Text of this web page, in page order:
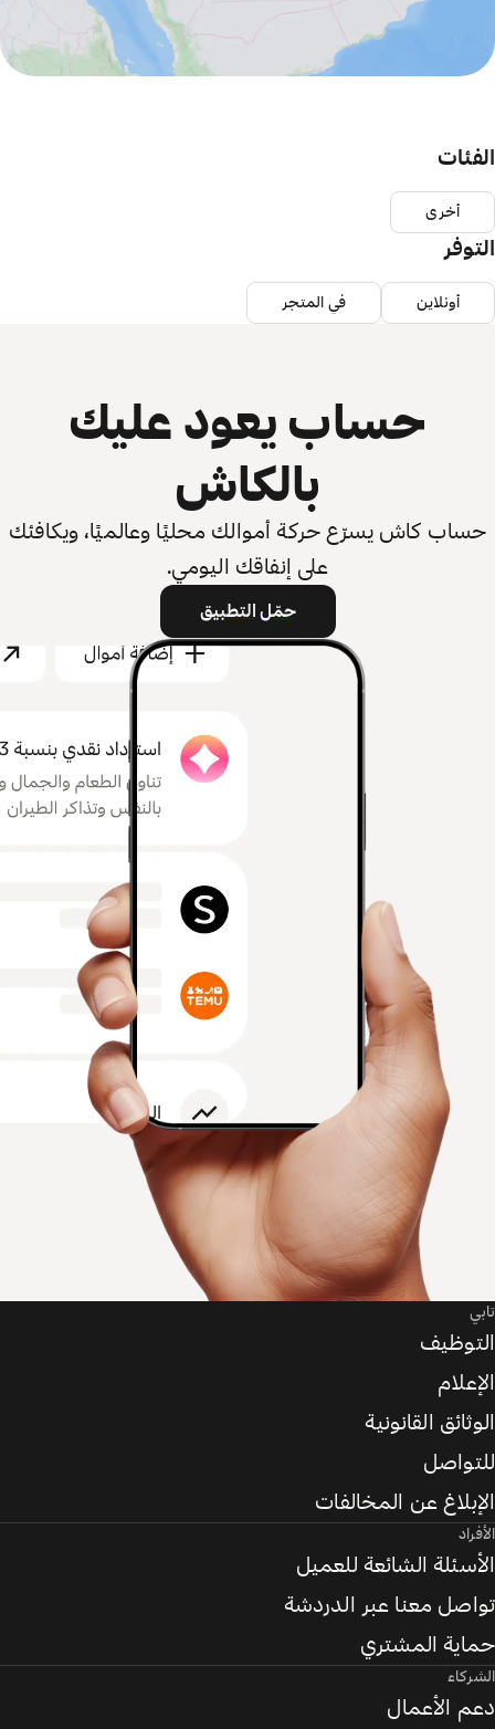
الفئات
أخرى
التوفر
أونلاين في المتجر
حساب يعود عليك
بالكاش
حساب كاش يسرّع حركة أموالك محليًا وعالميًا، ويكافئك
على إنفاقك اليومي.
حمّل التطبيق
تابي
التوظيف
الإعلام
الوثائق القانونية
للتواصل
الإبلاغ عن المخالفات
الأفراد
الأسئلة الشائعة للعميل
تواصل معنا عبر الدردشة
حماية المشتري
الشركاء
دعم الأعمال